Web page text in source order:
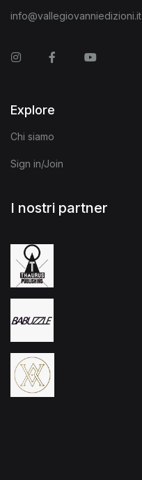
info@vallegiovanniedizioni.it
InstagramFacebookYou Tube
Explore
Chi siamo
Sign in/Join
I nostri partner